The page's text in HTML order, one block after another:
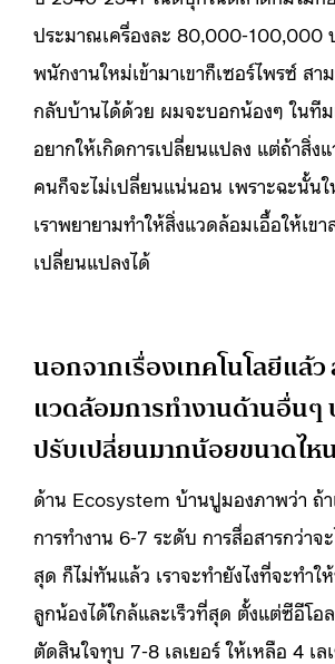
ประมาณเครื่องละ 80,000-100,000
พนักงานใหม่เข้ามาเขาก็เซอร์ไพรซ์ สา
กลับบ้านได้ด้วย ผมจะบอกน้องๆ ในทีม
อยากให้เกิดการเปลี่ยนแปลง แต่ถ้าสิ่ง
คนก็จะไม่เปลี่ยนแน่นอน เพราะฉะนั้น
เราพยายามทำให้สิ่งแวดล้อมเอื้อให้เขา
เปลี่ยนแปลงได้
นอกจากเรื่องเทคโนโลยีแล้ว
แวดล้อมการทำงานด้านอื่นๆ
ปรับเปลี่ยนมากน้อยขนาดไห
ด้าน Ecosystem บ้านปูมองภาพว่า ถ้า
การทำงาน 6-7 ระดับ การสื่อสารกว่าจ
สุด ก็ไม่ทันแล้ว เราจะทำยังไงที่จะทำใ
ลูกน้องได้ใกล้และเร็วที่สุด ตั้งแต่ซีอีโอล
ตัดสินใจทุบ 7-8 เลเยอร์ ให้เหลือ 4 เล